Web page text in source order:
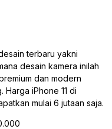
terbaru yakni
desain kamera inilah
dan modern
iPhone 11 di
mulai 6 jutaan saja.